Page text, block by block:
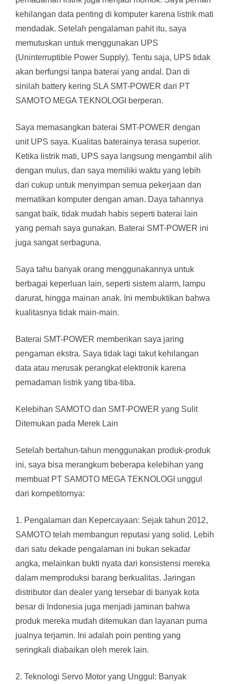
kehilangan data penting di komputer karena listrik mati
mendadak. Setelah pengalaman pahit itu, saya
memutuskan untuk menggunakan UPS
(Uninterruptible Power Supply). Tentu saja, UPS tidak
akan berfungsi tanpa baterai yang andal. Dan di
sinilah battery kering SLA SMT-POWER dari PT
SAMOTO MEGA TEKNOLOGI berperan.
Saya memasangkan baterai SMT-POWER dengan
unit UPS saya. Kualitas baterainya terasa superior.
Ketika listrik mati, UPS saya langsung mengambil alih
dengan mulus, dan saya memiliki waktu yang lebih
dari cukup untuk menyimpan semua pekerjaan dan
mematikan komputer dengan aman. Daya tahannya
sangat baik, tidak mudah habis seperti baterai lain
yang pernah saya gunakan. Baterai SMT-POWER ini
juga sangat serbaguna.
Saya tahu banyak orang menggunakannya untuk
berbagai keperluan lain, seperti sistem alarm, lampu
darurat, hingga mainan anak. Ini membuktikan bahwa
kualitasnya tidak main-main.
Baterai SMT-POWER memberikan saya jaring
pengaman ekstra. Saya tidak lagi takut kehilangan
data atau merusak perangkat elektronik karena
pemadaman listrik yang tiba-tiba.
Kelebihan SAMOTO dan SMT-POWER yang Sulit
Ditemukan pada Merek Lain
Setelah bertahun-tahun menggunakan produk-produk
ini, saya bisa merangkum beberapa kelebihan yang
membuat PT SAMOTO MEGA TEKNOLOGI unggul
dari kompetitornya:
1. Pengalaman dan Kepercayaan: Sejak tahun 2012,
SAMOTO telah membangun reputasi yang solid. Lebih
dari satu dekade pengalaman ini bukan sekadar
angka, melainkan bukti nyata dari konsistensi mereka
dalam memproduksi barang berkualitas. Jaringan
distributor dan dealer yang tersebar di banyak kota
besar di Indonesia juga menjadi jaminan bahwa
produk mereka mudah ditemukan dan layanan purna
jualnya terjamin. Ini adalah poin penting yang
seringkali diabaikan oleh merek lain.
2. Teknologi Servo Motor yang Unggul: Banyak